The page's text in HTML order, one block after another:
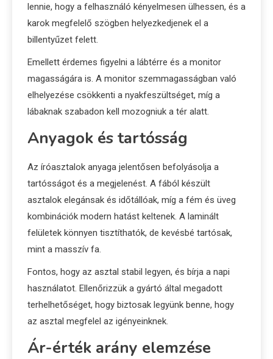
lennie, hogy a felhasználó kényelmesen ülhessen, és a
karok megfelelő szögben helyezkedjenek el a
billentyűzet felett.
Emellett érdemes figyelni a lábtérre és a monitor
magasságára is. A monitor szemmagasságban való
elhelyezése csökkenti a nyakfeszültséget, míg a
lábaknak szabadon kell mozogniuk a tér alatt.
Anyagok és tartósság
Az íróasztalok anyaga jelentősen befolyásolja a
tartósságot és a megjelenést. A fából készült
asztalok elegánsak és időtállóak, míg a fém és üveg
kombinációk modern hatást keltenek. A laminált
felületek könnyen tisztíthatók, de kevésbé tartósak,
mint a masszív fa.
Fontos, hogy az asztal stabil legyen, és bírja a napi
használatot. Ellenőrizzük a gyártó által megadott
terhelhetőséget, hogy biztosak legyünk benne, hogy
az asztal megfelel az igényeinknek.
Ár-érték arány elemzése